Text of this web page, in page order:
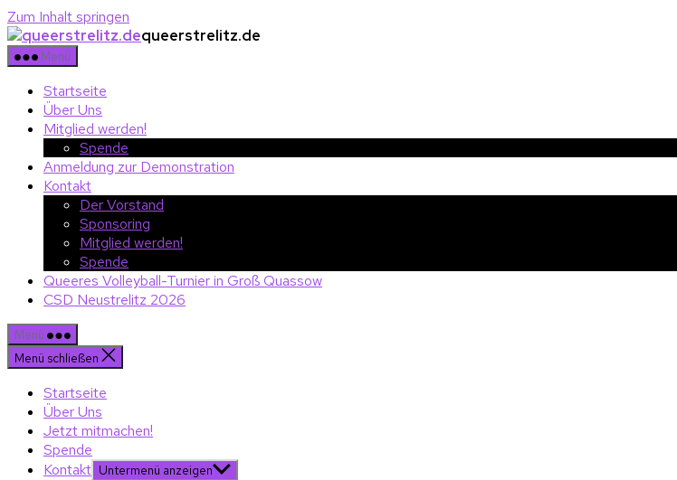
Zum Inhalt springen
queerstrelitz.de
Menü
Startseite
Über Uns
Mitglied werden!
Spende
Anmeldung zur Demonstration
Kontakt
Der Vorstand
Sponsoring
Mitglied werden!
Spende
Queeres Volleyball-Turnier in Groß Quassow
CSD Neustrelitz 2026
Menü
Menü schließen
Startseite
Über Uns
Jetzt mitmachen!
Spende
Kontakt Untermenü anzeigen